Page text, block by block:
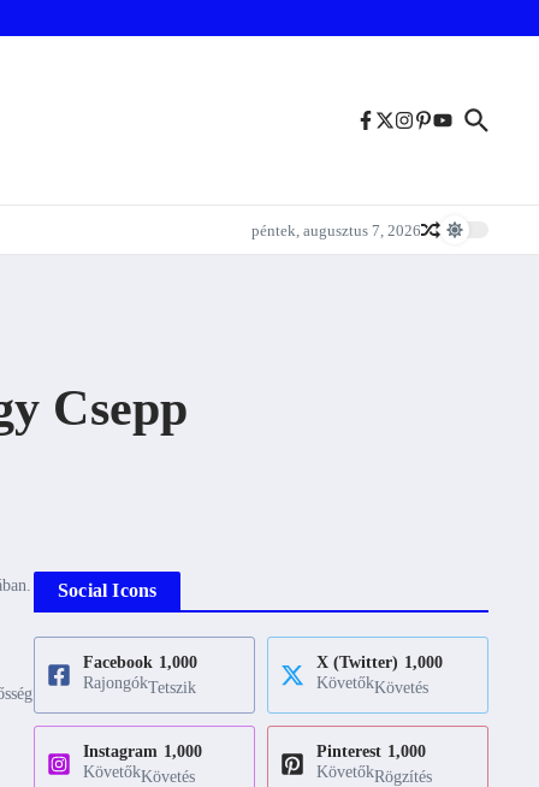
péntek, augusztus 7, 2026
Csepp
Social Icons
Facebook 1,000
RajongókTetszik
X (Twitter) 1,000
KövetőkKövetés
Instagram 1,000
KövetőkKövetés
Pinterest 1,000
KövetőkRögzítés